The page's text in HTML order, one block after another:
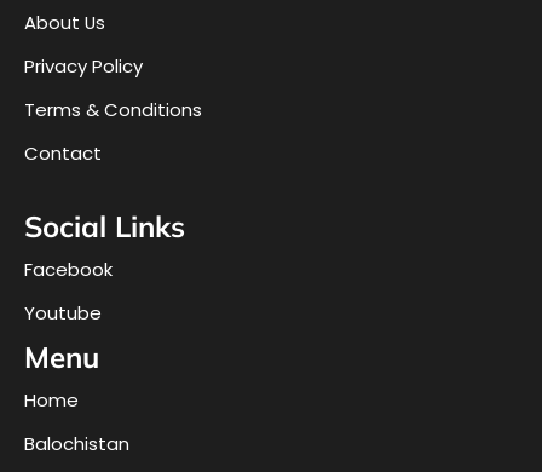
About Us
Privacy Policy
Terms & Conditions
Contact
Social Links
Facebook
Youtube
Menu
Home
Balochistan